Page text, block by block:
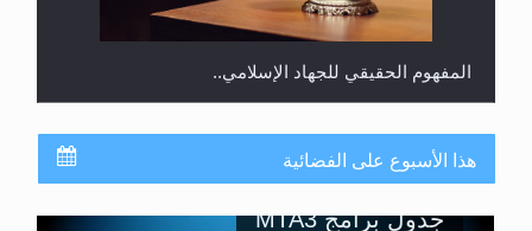
المفهوم الحقيقي للجهاد الإسلامي..
هذا الأسبوع على الفضائية
جدول برامج MTA3